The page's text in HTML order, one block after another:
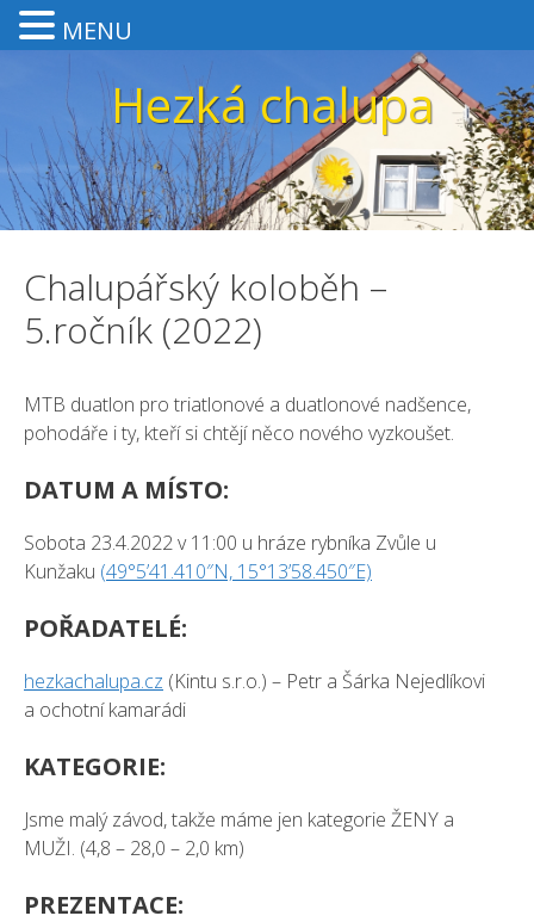
Hezká chalupa
Chalupářský koloběh –
5.ročník (2022)
MTB duatlon pro triatlonové a duatlonové nadšence,
pohodáře i ty, kteří si chtějí něco nového vyzkoušet.
DATUM A MÍSTO:
Sobota 23.4.2022 v 11:00 u hráze rybníka Zvůle u
Kunžaku (49°5’41.410″N, 15°13’58.450″E)
POŘADATELÉ:
hezkachalupa.cz (Kintu s.r.o.) – Petr a Šárka Nejedlíkovi
a ochotní kamarádi
KATEGORIE:
Jsme malý závod, takže máme jen kategorie ŽENY a
MUŽI. (4,8 – 28,0 – 2,0 km)
PREZENTACE:
MENU